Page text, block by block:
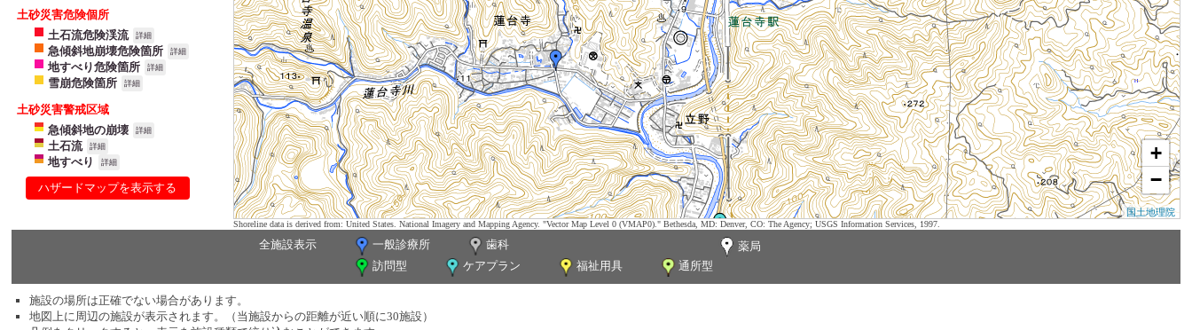
土砂災害危険個所
土石流危険渓流
詳細
急傾斜地崩壊危険箇所 詳細
地すべり危険箇所 詳細
雪崩危険箇所 詳細
土砂災害警戒区域
急傾斜地の崩壊
詳細
土石流 詳細
地すべり 詳細
ハザードマップを表示する
+
−
国土地理院
Shoreline data is derived from: United States. National Imagery and Mapping Agency. "Vector Map Level 0 (VMAP0)." Bethesda, MD: Denver, CO: The Agency; USGS Information Services, 1997.
全施設表示 一般診療所 歯科
薬局
訪問型
ケアプラン 福祉用具 通所型
施設の場所は正確でない場合があります。
地図上に周辺の施設が表示されます。（当施設からの距離が近い順に30施設）